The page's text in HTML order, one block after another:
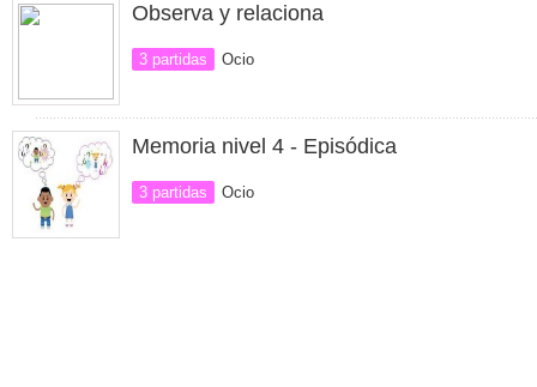
Observa y relaciona
3 partidas Ocio
Memoria nivel 4 - Episódica
3 partidas Ocio